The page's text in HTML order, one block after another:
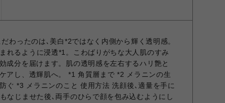
わったのは､美白*2ではなく内側から輝く透明感。
れるように浸透*1。こわばりがちな大人肌のすみ
成分を届けます。肌の透明感を左右するハリ艶と
アし、透輝肌へ。 *1 角質層まで *2 メラニンの生
ぐ *3 メラニンのこと 使用方法 洗顔後､適量を手に
なじませた後､両手のひらで顔を包み込むようにし